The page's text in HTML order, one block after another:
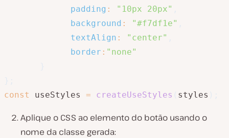
padding : "10px 20px"
background : "#f7df1e"
textAlign : "center"
border : "none"
const
useStyles = createUseStyles styles
Aplique o CSS ao elemento do botão usando o
nome da classe gerada: